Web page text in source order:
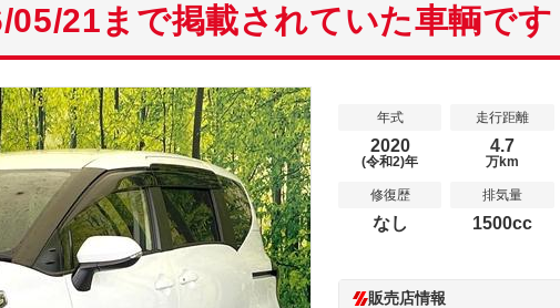
05/21まで掲載されていた車輌です
年式
2020
(令和2)年
走行距離
4.7
万km
修復歴
なし
排気量
1500cc
販売店情報